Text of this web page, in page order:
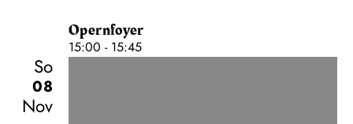
Opernfoyer
15:00 - 15:45
So
08
Nov